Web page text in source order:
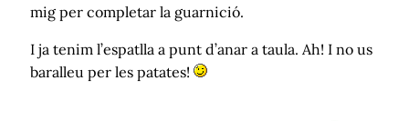
mig per completar la guarnició.
I ja tenim l’espatlla a punt d’anar a taula. Ah! I no us
baralleu per les patates!